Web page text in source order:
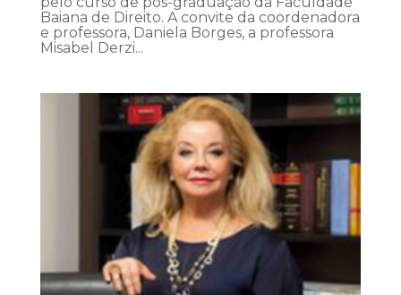
Baiana de Direito. A convite da coordenadora
e professora, Daniela Borges, a professora
Misabel Derzi...